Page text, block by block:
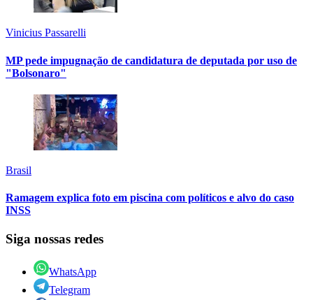
Vinicius Passarelli
MP pede impugnação de candidatura de deputada por uso de
"Bolsonaro"
Brasil
Ramagem explica foto em piscina com políticos e alvo do caso
INSS
Siga nossas redes
WhatsApp
Telegram